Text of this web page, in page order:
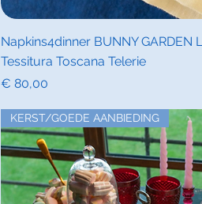
Snel
Napkins4dinner BUNNY GARDEN
Tessitura Toscana Telerie
Prijs
€ 80,00
KERST/GOEDE AANBIEDING